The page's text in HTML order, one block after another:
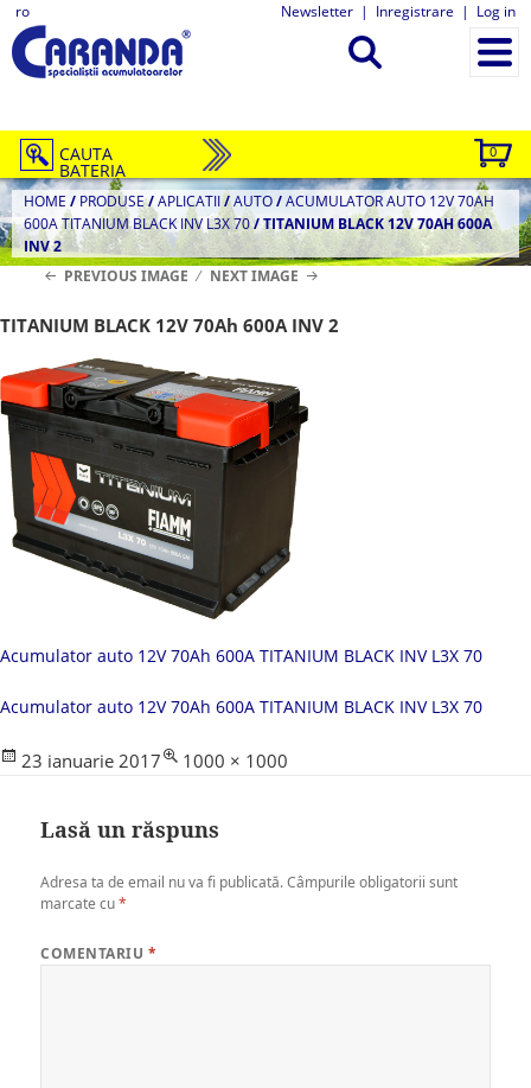
ro Newsletter | Inregistrare | Log in
0
CAUTA
BATERIA
HOME / PRODUSE/APLICATII/AUTO/ACUMULATOR AUTO 12V 70AH
600A TITANIUM BLACK INV L3X 70/TITANIUM BLACK 12V 70AH 600A
INV 2
PREVIOUS IMAGE
NEXT IMAGE
TITANIUM BLACK 12V 70Ah 600A INV 2
Acumulator auto 12V 70Ah 600A TITANIUM BLACK INV L3X 70
Acumulator auto 12V 70Ah 600A TITANIUM BLACK INV L3X 70
Posted
23 ianuarie 2017
Full
1000 × 1000
Lasă un răspuns
Adresa ta de email nu va fi publicată. Câmpurile obligatorii sunt
marcate cu*
COMENTARIU *